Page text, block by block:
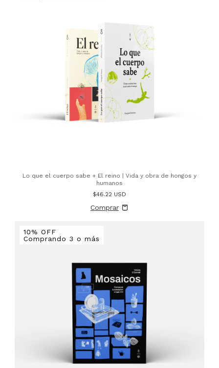
Lo que el cuerpo sabe + El reino | Vida y obra de hongos y
humanos
$46.22 USD
10% OFF
Comprando 3 o más